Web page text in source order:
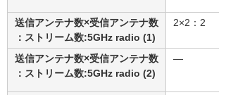
送信アンテナ数×受信アンテナ数
：ストリーム数:5GHz radio (1)
2×2：2
送信アンテナ数×受信アンテナ数
：ストリーム数:5GHz radio (2)
―